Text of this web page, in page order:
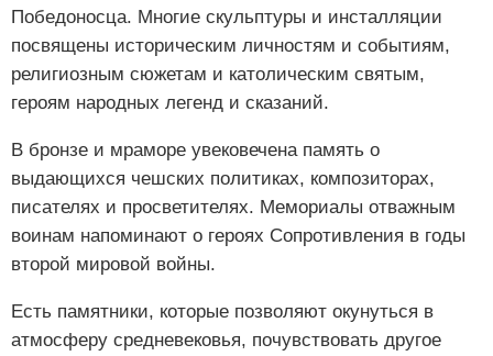
Победоносца. Многие скульптуры и инсталляции
посвящены историческим личностям и событиям,
религиозным сюжетам и католическим святым,
героям народных легенд и сказаний.
В бронзе и мраморе увековечена память о
выдающихся чешских политиках, композиторах,
писателях и просветителях. Мемориалы отважным
воинам напоминают о героях Сопротивления в годы
второй мировой войны.
Есть памятники, которые позволяют окунуться в
атмосферу средневековья, почувствовать другое